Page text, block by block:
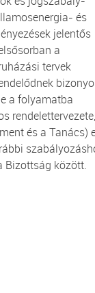
és
jelentős
a
tervek
a folyamatba
rendelettervezete,
és a Tanács)
Bizottság között.